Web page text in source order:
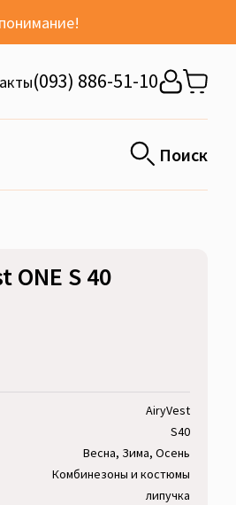
(093) 886-51-10
Поиск
ONE S 40
AiryVest
S40
Весна, Зима, Осень
Комбинезоны и костюмы
липучка